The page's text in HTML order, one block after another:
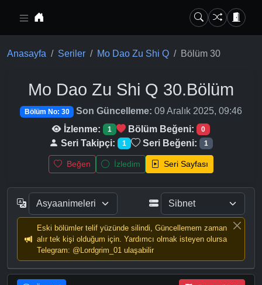
Anasayfa Seriler Mo Dao Zu Shi Q Bölüm 30
Mo Dao Zu Shi Q 30.Bölüm
Bölüm No: 30 Son Güncelleme: 09 Aralık 2025, 09:46
İzlenme:
1 Bölüm Beğeni: 0
Seri Takipçi: 1 Seri Beğeni: 1
Beğen İzledim Seri Sayfası
Eski bölümler telif yüzünde silindi, Güncellemem zaman
alır tek kişi olduğum için. Yardımcı olmak isteyen olursa
Telegram: @Lordgrim_01 ulaşabilir